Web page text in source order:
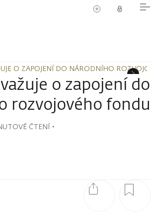
O ZAPOJENÍ DO NÁRODNÍHO
O ZAPOJENÍ DO NÁRODNÍHO
o zapojení do
rozvojového fondu
ČTENÍ・